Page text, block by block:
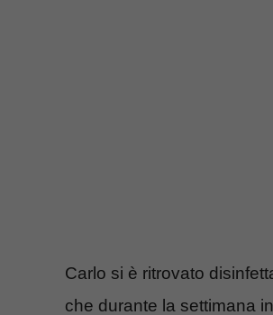
Carlo si è ritrovato
che durante la settimana